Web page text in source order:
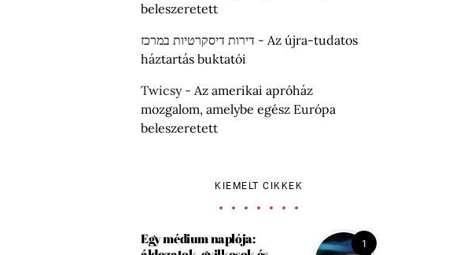
beleszeretett
דירות דיסקרטיות במרכז - Az újra-tudatos
háztartás buktatói
Twicsy- Az amerikai apróház
mozgalom, amelybe egész Európa
beleszeretett
KIEMELT CIKKEK
1
Egy médium naplója: